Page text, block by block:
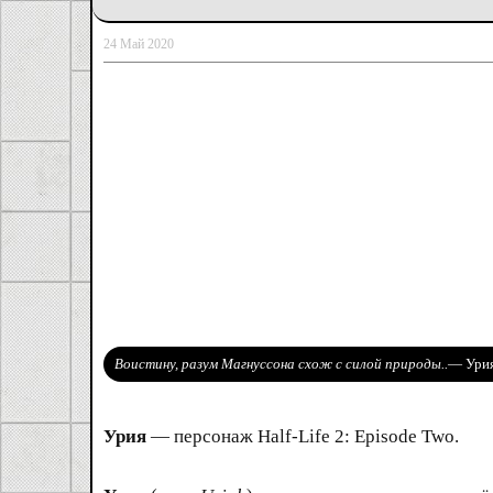
24 Май 2020
Воистину, разум Магнуссона схож с силой природы..—
Урия — персонаж Half-Life 2: Episode Two.